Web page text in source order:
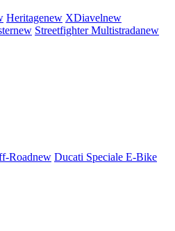
Heritagenew XDiavelnew
new StreetfighterMultistradanew
Roadnew Ducati Speciale E-Bike